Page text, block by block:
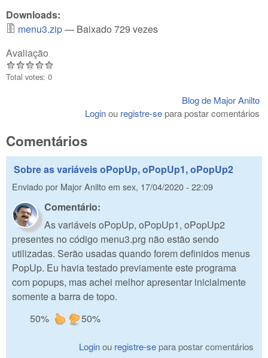
Downloads:
menu3.zip— Baixado 729 vezes
Avaliação
Total votes: 0
Blog de Major Anilto
Loginou registre-separa postar comentários
Comentários
Sobre as variáveis oPopUp, oPopUp1, oPopUp2
Enviado por Major Aniltoem sex, 17/04/2020 - 22:09
Comentário:
As variáveis oPopUp, oPopUp1, oPopUp2
presentes no código menu3.prg não estão sendo
utilizadas. Serão usadas quando forem definidos menus
PopUp. Eu havia testado previamente este programa
com popups, mas achei melhor apresentar inicialmente
somente a barra de topo.
50%
50%
Loginou registre-separa postar comentários